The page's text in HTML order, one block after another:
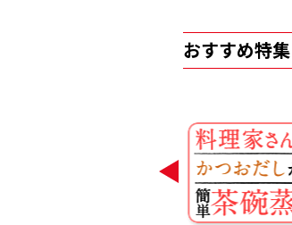
おすすめ特集